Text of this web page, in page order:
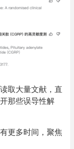
取大量文献，直
那些误导性解
更多时间，聚焦